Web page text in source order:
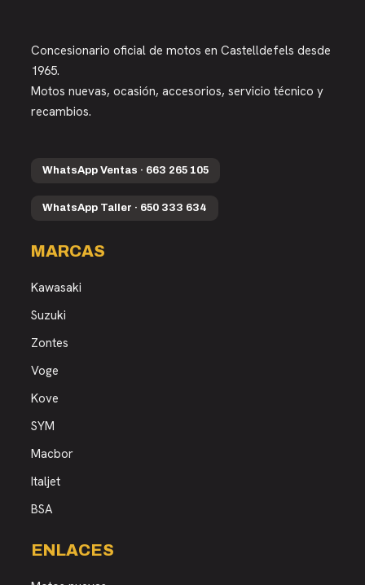
Concesionario oficial de motos en Castelldefels desde
1965.
Motos nuevas, ocasión, accesorios, servicio técnico y
recambios.
WhatsApp Ventas · 663 265 105
WhatsApp Taller · 650 333 634
MARCAS
Kawasaki
Suzuki
Zontes
Voge
Kove
SYM
Macbor
Italjet
BSA
ENLACES